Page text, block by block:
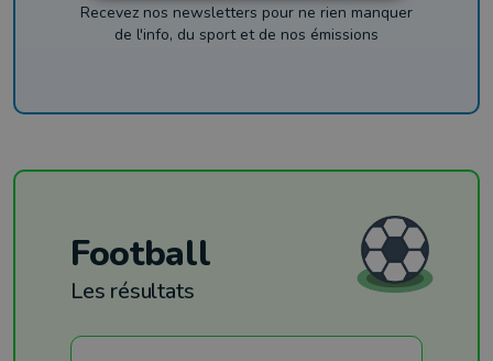
Recevez nos newsletters pour ne rien manquer
de l'info, du sport et de nos émissions
Football
Les résultats